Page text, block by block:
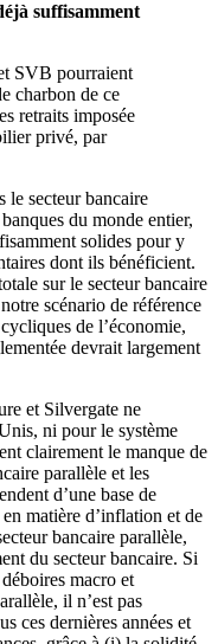
suffisamment
SVB pourraient
charbon de ce
retraits imposée
privé, par
le secteur bancaire
du monde entier,
solides pour y
dont ils bénéficient.
sur le secteur bancaire
scénario de référence
de l’économie,
devrait largement
et Silvergate ne
ni pour le système
clairement le manque de
parallèle et les
d’une base de
matière d’inflation et de
bancaire parallèle,
du secteur bancaire. Si
macro et
il n’est pas
ces dernières années et